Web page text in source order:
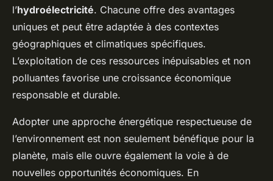
l’hydroélectricité. Chacune offre des avantages
uniques et peut être adaptée à des contextes
géographiques et climatiques spécifiques.
L’exploitation de ces ressources inépuisables et non
polluantes favorise une croissance économique
responsable et durable.
Adopter une approche énergétique respectueuse de
l’environnement est non seulement bénéfique pour la
planète, mais elle ouvre également la voie à de
nouvelles opportunités économiques. En